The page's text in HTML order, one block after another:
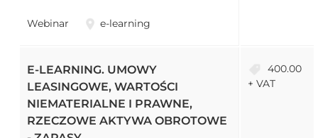
Webinar e-learning
E-LEARNING. UMOWY
LEASINGOWE, WARTOŚCI
NIEMATERIALNE I PRAWNE,
RZECZOWE AKTYWA OBROTOWE
400.00
+ VAT